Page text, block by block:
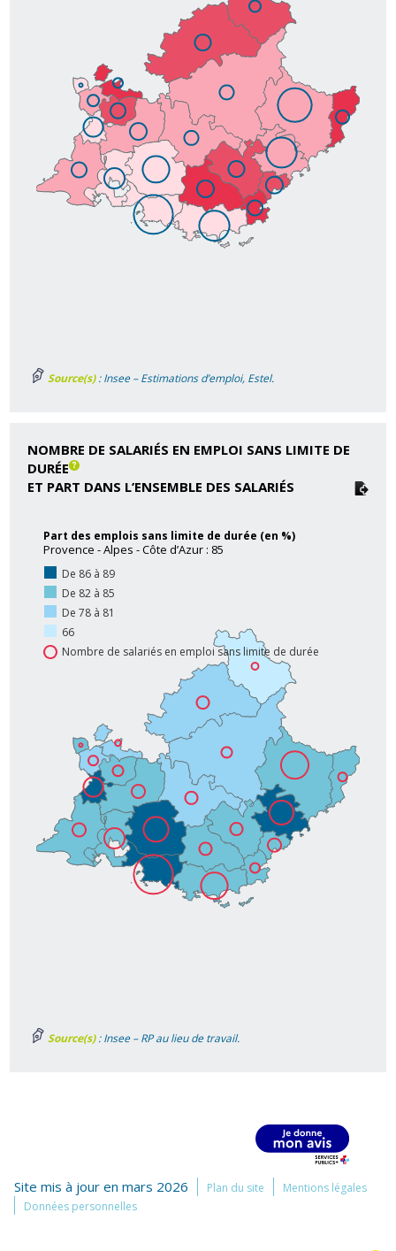
Source(s): Insee – Estimations d’emploi, Estel.
NOMBRE DE SALARIÉS EN EMPLOI SANS LIMITE DE
DURÉE
ET PART DANS L’ENSEMBLE DES SALARIÉS
De 86 à 89
De 82 à 85
De 78 à 81
66
Nombre de salariés en emploi sans limite de durée
Part des emplois sans limite de durée (en %)
Provence - Alpes - Côte d’Azur : 85
Source(s): Insee – RP au lieu de travail.
Site mis à jour en mars 2026 Plan du site
Mentions légales
Données personnelles